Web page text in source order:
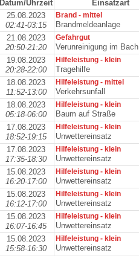
Datum/Uhrzeit Einsatzart
25.08.2023
02:41-03:15
Brand - mittel
Brandmeldeanlage
21.08.2023
20:50-21:20
Gefahrgut
Verunreinigung im Bach
19.08.2023
20:28-22:00
Hilfeleistung - klein
Tragehilfe
18.08.2023
11:52-13:00
Hilfeleistung - mittel
Verkehrsunfall
18.08.2023
05:18-06:00
Hilfeleistung - klein
Baum auf Straße
17.08.2023
18:52-19:15
Hilfeleistung - klein
Unwettereinsatz
17.08.2023
17:35-18:30
Hilfeleistung - klein
Unwettereinsatz
15.08.2023
16:20-17:00
Hilfeleistung - klein
Unwettereinsatz
15.08.2023
16:12-17:00
Hilfeleistung - klein
Unwettereinsatz
15.08.2023
16:07-16:45
Hilfeleistung - klein
Unwettereinsatz
15.08.2023
15:58-16:30
Hilfeleistung - klein
Unwettereinsatz